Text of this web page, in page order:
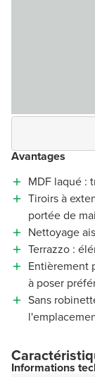
Avantages
MDF laqué :
Tiroirs à
portée de
Nettoyage
Terrazzo :
Entièrement
à poser
Sans
Informations